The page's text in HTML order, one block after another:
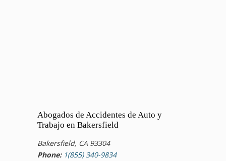
Abogados de Accidentes de Auto y
Trabajo en Bakersfield
Bakersfield, CA 93304
Phone: 1(855) 340-9834